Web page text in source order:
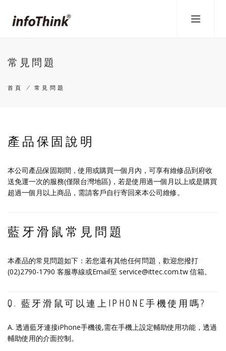
常見問題
連
結
首頁 /常見問題
產品保固說明
本公司產品保固期間，使用或購買一個月內，可享有維修品到府收
送免運一次的服務(僅限台灣地區)，若是使用過一個月以上或是購買
超過一個月以上商品，需請客戶自行寄回來本公司維修。
藍牙滑鼠常見問題
本產品的常見問題如下：若您還有其他任何問題，歡迎您撥打
(02)2790-1790 客服專線或Email至 service@ittec.com.tw 信箱。
Q. 藍牙滑鼠可以連上IPHONE手機使用嗎?
A. 透過藍牙連接iPhone手機後,需在手機上設定輔助使用功能，透過
輔助使用的介面控制。